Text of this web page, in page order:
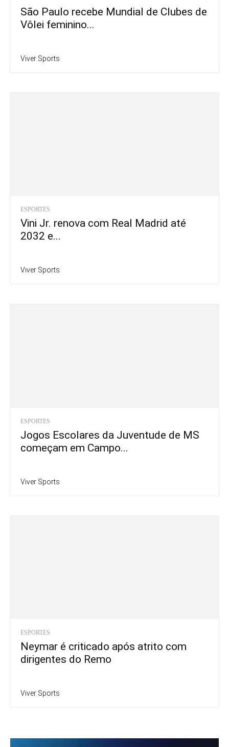
São Paulo recebe Mundial de Clubes de
Vôlei feminino...
Viver Sports
ESPORTES
Vini Jr. renova com Real Madrid até
2032 e...
Viver Sports
ESPORTES
Jogos Escolares da Juventude de MS
começam em Campo...
Viver Sports
ESPORTES
Neymar é criticado após atrito com
dirigentes do Remo
Viver Sports